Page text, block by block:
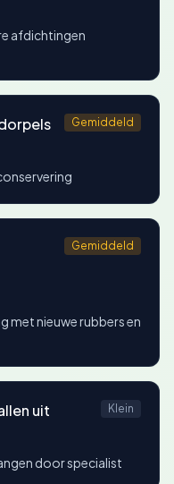
afdichtingen
Gemiddeld
Gemiddeld
met nieuwe rubbers en
uit Klein
door specialist